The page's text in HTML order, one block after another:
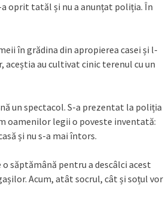
oprit tatăl și nu a anunțat poliția. În
în grădina din apropierea casei și l-
au cultivat cinic terenul cu un
un spectacol. S-a prezentat la poliția
oamenilor legii o poveste inventată:
și nu s-a mai întors.
săptămână pentru a descâlci acest
Acum, atât socrul, cât și soțul vor